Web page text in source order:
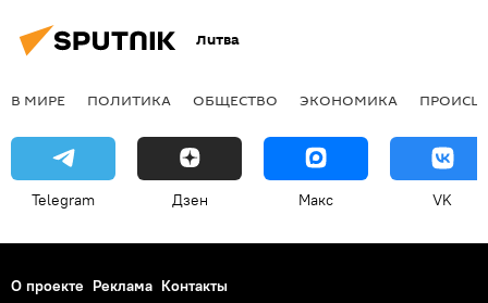
Литва
В МИРЕ ПОЛИТИКА ОБЩЕСТВО ЭКОНОМИКА
Telegram Дзен Макс VK
О проекте Реклама Контакты